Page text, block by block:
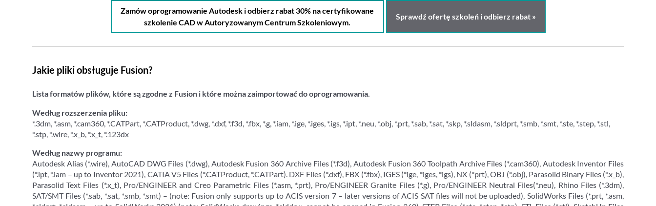
Zamów oprogramowanie Autodesk i odbierz rabat 30% na certyfikowane
szkolenie CAD w Autoryzowanym Centrum Szkoleniowym.
Sprawdź ofertę szkoleń i odbierz rabat »
Jakie pliki obsługuje Fusion?
Lista formatów plików, które są zgodne z Fusion i które można zaimportować do oprogramowania.
Według rozszerzenia pliku:
*.3dm, *.asm, *.cam360, *.CATPart, *.CATProduct, *.dwg, *.dxf, *.f3d, *.fbx, *.g, *.iam, *.ige, *.iges, *.igs, *.ipt, *.neu, *.obj, *.prt, *.sab, *.sat, *.skp, *.sldasm, *.sldprt, *.smb, *.smt, *.ste, *.step, *.stl,
*.stp, *.wire, *.x_b, *.x_t, *.123dx
Według nazwy programu:
Autodesk Alias (*.wire), AutoCAD DWG Files (*.dwg), Autodesk Fusion 360 Archive Files (*.f3d), Autodesk Fusion 360 Toolpath Archive Files (*.cam360), Autodesk Inventor Files
(*.ipt, *.iam – up to Inventor 2021), CATIA V5 Files (*.CATProduct, *.CATPart). DXF Files (*.dxf), FBX (*.fbx), IGES (*ige, *iges, *igs), NX (*prt), OBJ (*.obj), Parasolid Binary Files (*.x_b),
Parasolid Text Files (*.x_t), Pro/ENGINEER and Creo Parametric Files (*.asm, *.prt), Pro/ENGINEER Granite Files (*.g), Pro/ENGINEER Neutral Files(*.neu), Rhino Files (*.3dm),
SAT/SMT Files (*.sab, *.sat, *.smb, *.smt) – (note: Fusion only supports up to ACIS version 7 – later versions of ACIS SAT files will not be uploaded), SolidWorks Files (*.prt, *.asm,